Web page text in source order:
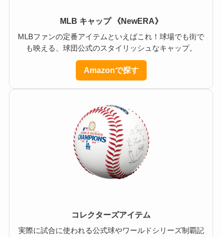
MLB キャップ 《NewERA》
MLBファンの定番アイテムといえばこれ！球場でも街で
も映える、球団公式のスタイリッシュなキャップ。
Amazonで探す
コレクターズアイテム
実際に試合に使われる公式球やワールドシリーズ制覇記